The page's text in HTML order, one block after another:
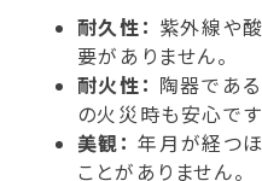
耐久性： 紫外線や
要がありません。
耐火性： 陶器であ
の火災時も安心です
美観： 年月が経つ
ことがありません。